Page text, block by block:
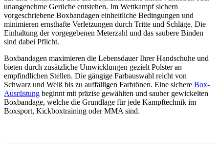
unangenehme Gerüche entstehen. Im Wettkampf sichern
vorgeschriebene Boxbandagen einheitliche Bedingungen und
minimieren ernsthafte Verletzungen durch Tritte und Schläge. Die
Einhaltung der vorgegebenen Meterzahl und das saubere Binden
sind dabei Pflicht.
Boxbandagen maximieren die Lebensdauer Ihrer Handschuhe und
bieten durch zusätzliche Umwicklungen gezielt Polster an
empfindlichen Stellen. Die gängige Farbauswahl reicht von
Schwarz und Weiß bis zu auffälligen Farbtönen. Eine sichere Box-
Ausrüstung beginnt mit präzise gewählten und sauber gewickelten
Boxbandage, welche die Grundlage für jede Kampftechnik im
Boxsport, Kickboxtraining oder MMA sind.